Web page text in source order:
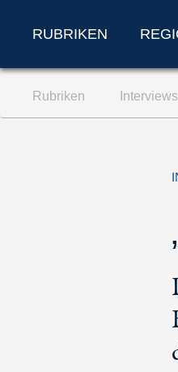
Zum Inhalt
Zur Suche
RUBRIKEN
Rubriken Interviews